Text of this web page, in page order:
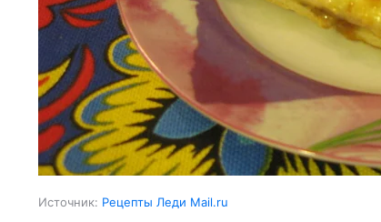
Источник: Рецепты Леди Mail.ru